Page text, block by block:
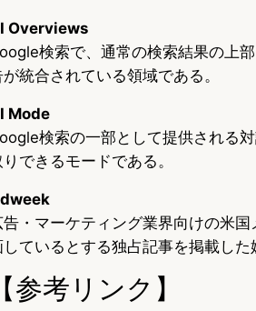
Overviews
検索で、通常の検索結果の上
統合されている領域である。
Mode
検索の一部として提供される
できるモードである。
告・マーケティング業界向けの米
しているとする独占記事を掲載した
【参考リンク】